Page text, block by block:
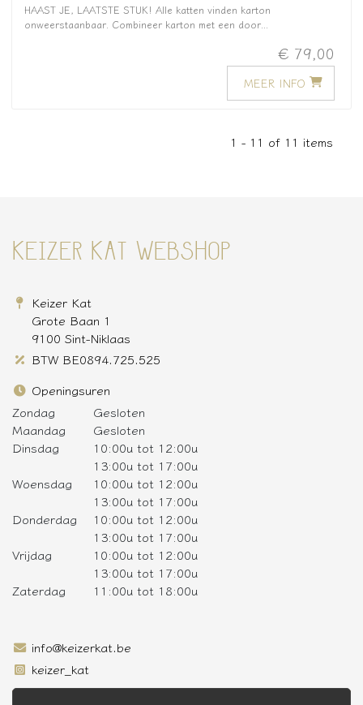
HAAST JE, LAATSTE STUK! Alle katten vinden karton
onweerstaanbaar. Combineer karton met een door...
€ 79,00
MEER INFO
1 - 11 of 11 items
KEIZER KAT WEBSHOP
Keizer Kat
Grote Baan 1
9100 Sint-Niklaas
BTW BE0894.725.525
Openingsuren
Zondag
Gesloten
Maandag
Gesloten
Dinsdag
10:00u tot 12:00u
13:00u tot 17:00u
Woensdag
10:00u tot 12:00u
13:00u tot 17:00u
Donderdag
10:00u tot 12:00u
13:00u tot 17:00u
Vrijdag
10:00u tot 12:00u
13:00u tot 17:00u
Zaterdag
11:00u tot 18:00u
info@keizerkat.be
keizer_kat